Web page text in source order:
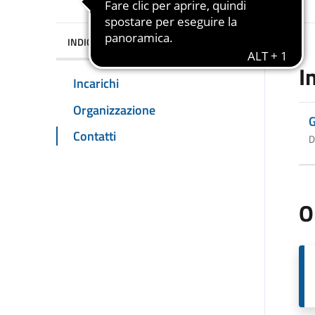
INDICE DELLA PAGINA
Incarichi
Organizzazione
Contatti